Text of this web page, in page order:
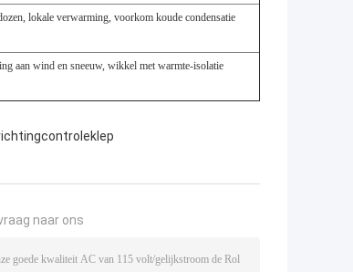
lokale verwarming, voorkom koude condensatie
aan wind en sneeuw, wikkel met warmte-isolatie
naar ons